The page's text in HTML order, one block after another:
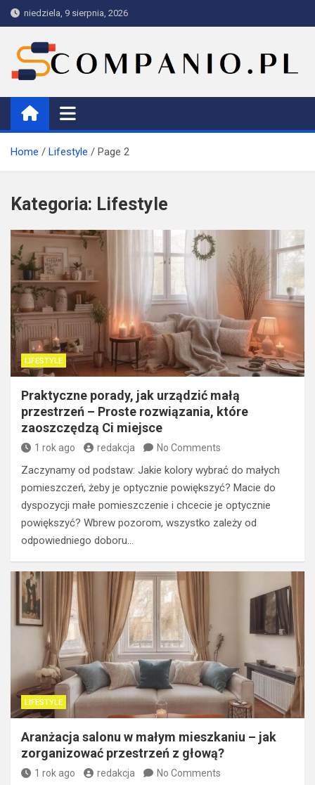
Skip
to
content
niedziela, 9 sierpnia, 2026
Companio
Home Lifestyle Page 2
Kategoria: Lifestyle
LIFESTYLE
Praktyczne porady, jak urządzić małą
przestrzeń – Proste rozwiązania, które
zaoszczędzą Ci miejsce
1 rok ago redakcja No Comments
Zaczynamy od podstaw: Jakie kolory wybrać do małych
pomieszczeń, żeby je optycznie powiększyć? Macie do
dyspozycji małe pomieszczenie i chcecie je optycznie
powiększyć? Wbrew pozorom, wszystko zależy od
odpowiedniego doboru…
LIFESTYLE
Aranżacja salonu w małym mieszkaniu – jak
zorganizować przestrzeń z głową?
1 rok ago redakcja No Comments